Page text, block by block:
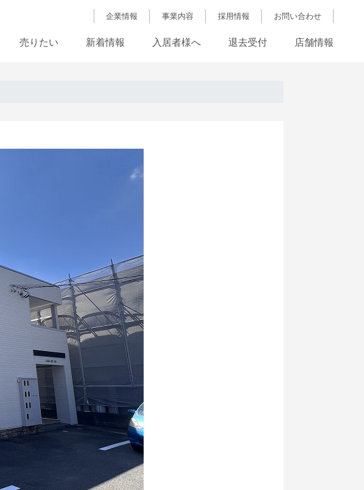
売りたい 新着情報 入居者様へ 退去受付 店舗情報
企業情報 事業内容 採用情報 お問い合わせ